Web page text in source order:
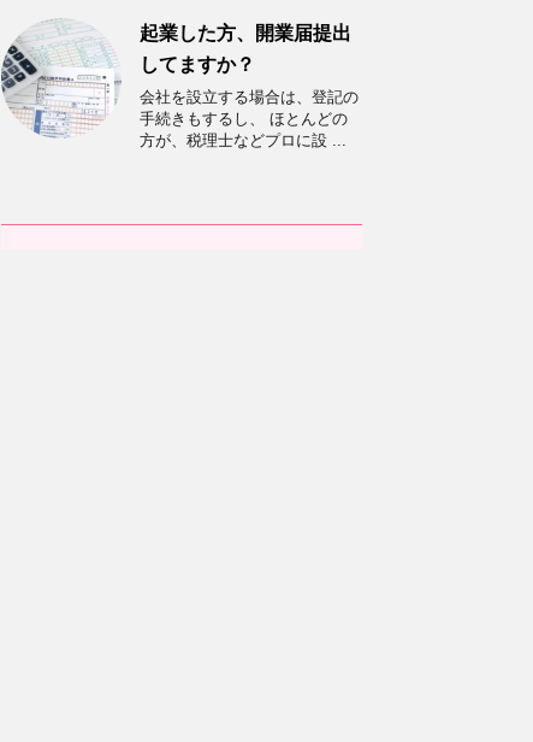
起業した方、開業届提出
してますか？
会社を設立する場合は、登記の
手続きもするし、 ほとんどの
方が、税理士などプロに設 ...